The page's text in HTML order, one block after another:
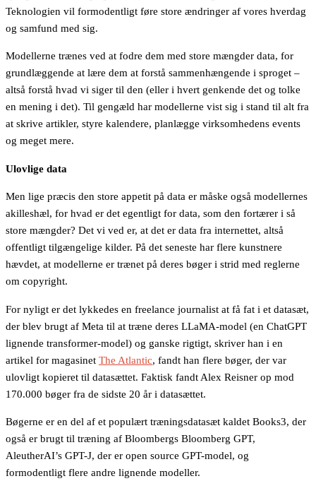
Teknologien vil formodentligt føre store ændringer af vores hverdag
og samfund med sig.
Modellerne trænes ved at fodre dem med store mængder data, for
grundlæggende at lære dem at forstå sammenhængende i sproget –
altså forstå hvad vi siger til den (eller i hvert genkende det og tolke
en mening i det). Til gengæld har modellerne vist sig i stand til alt fra
at skrive artikler, styre kalendere, planlægge virksomhedens events
og meget mere.
Ulovlige data
Men lige præcis den store appetit på data er måske også modellernes
akilleshæl, for hvad er det egentligt for data, som den fortærer i så
store mængder? Det vi ved er, at det er data fra internettet, altså
offentligt tilgængelige kilder. På det seneste har flere kunstnere
hævdet, at modellerne er trænet på deres bøger i strid med reglerne
om copyright.
For nyligt er det lykkedes en freelance journalist at få fat i et datasæt,
der blev brugt af Meta til at træne deres LLaMA-model (en ChatGPT
lignende transformer-model) og ganske rigtigt, skriver han i en
artikel for magasinet The Atlantic, fandt han flere bøger, der var
ulovligt kopieret til datasættet. Faktisk fandt Alex Reisner op mod
170.000 bøger fra de sidste 20 år i datasættet.
Bøgerne er en del af et populært træningsdatasæt kaldet Books3, der
også er brugt til træning af Bloombergs Bloomberg GPT,
AleutherAI’s GPT-J, der er open source GPT-model, og
formodentligt flere andre lignende modeller.